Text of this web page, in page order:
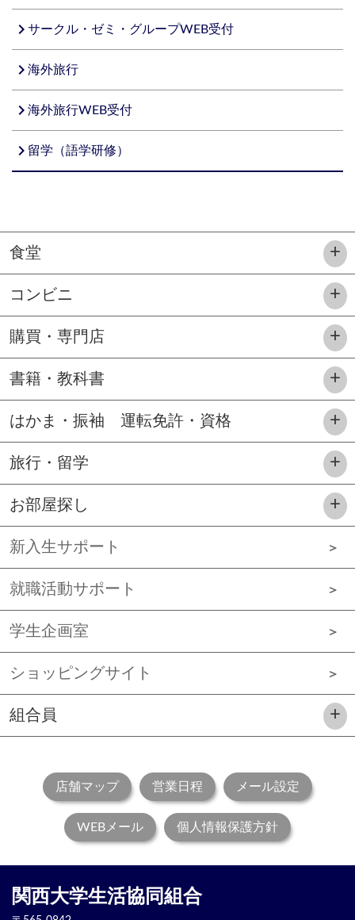
navigate_nextサークル・ゼミ・グループWEB受付
navigate_next海外旅行
navigate_next海外旅行WEB受付
navigate_next留学（語学研修）
食堂
コンビニ
購買・専門店
書籍・教科書
はかま・振袖 運転免許・資格
旅行・留学
お部屋探し
新入生サポート
就職活動サポート
学生企画室
ショッピングサイト
組合員
店舗マップ 営業日程 メール設定
WEBメール 個人情報保護方針
関西大学生活協同組合